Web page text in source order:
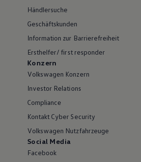
Händlersuche
Geschäftskunden
Information zur Barrierefreiheit
Ersthelfer/ first responder
Konzern
Volkswagen Konzern
Investor Relations
Compliance
Kontakt Cyber Security
Volkswagen Nutzfahrzeuge
Social Media
Facebook